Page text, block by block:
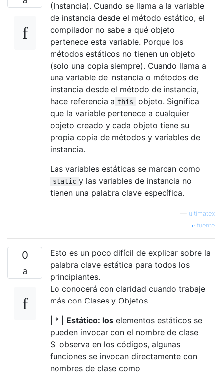
(Instancia). Cuando se llama a la variable
de instancia desde el método estático, el
compilador no sabe a qué objeto
pertenece esta variable. Porque los
métodos estáticos no tienen un objeto
(solo una copia siempre). Cuando llama a
una variable de instancia o métodos de
instancia desde el método de instancia,
hace referencia a this
objeto. Significa
que la variable pertenece a cualquier
objeto creado y cada objeto tiene su
propia copia de métodos y variables de
instancia.
Las variables estáticas se marcan como
static y las variables de instancia no
tienen una palabra clave específica.
ultimatex
fuente
0
Esto es un poco difícil de explicar sobre la
palabra clave estática para todos los
principiantes.
Lo conocerá con claridad cuando trabaje
más con Clases y Objetos.
| * | Estático: los elementos estáticos se
pueden invocar con el nombre de clase
Si observa en los códigos, algunas
funciones se invocan directamente con
nombres de clase como